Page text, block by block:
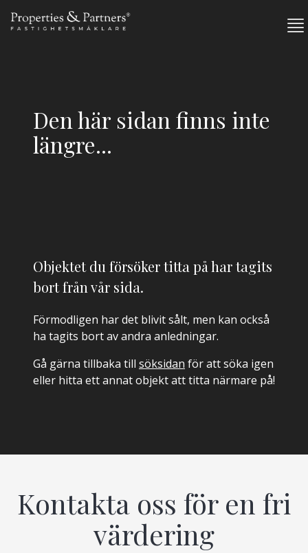
Den här sidan finns inte
längre...
Objektet du försöker titta på har tagits
bort från vår sida.
Förmodligen har det blivit sålt, men kan också
ha tagits bort av andra anledningar.
Gå gärna tillbaka till söksidan för att söka igen
eller hitta ett annat objekt att titta närmare på!
Kontakta oss för en fri
värdering